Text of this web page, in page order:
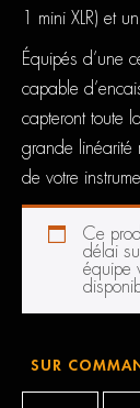
1 mini XLR) et
Équipés d’une
capable
capteront toute
grande linéarité
de votre
Ce
délai
équipe
SUR